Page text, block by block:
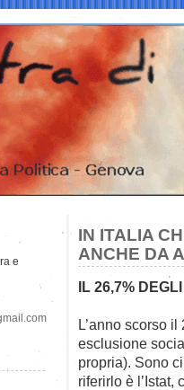
IN ITALIA
ANCHE DA
IL 26,7%
L’anno scorso
esclusione
propria). Sono
riferirlo è l’Istat,
e